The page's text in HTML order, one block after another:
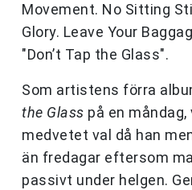
Movement. No Sitting
Glory. Leave Your
"Don’t Tap the Glass".
Som artistens förra
the Glass på en
medvetet val då han
än fredagar eftersom
passivt under helgen.